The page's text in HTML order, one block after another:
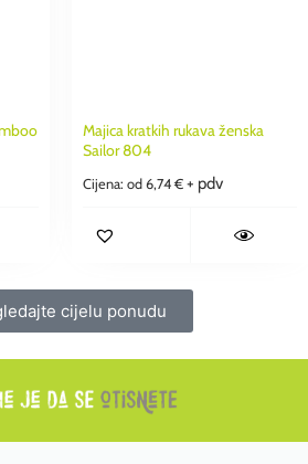
Majica kratkih rukava ženska
Sailor 804
Cijena: od 6,74 € + pdv
cijelu ponudu